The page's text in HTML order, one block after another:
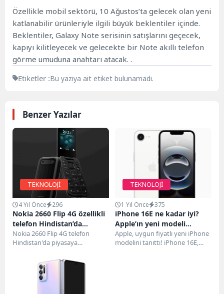
Özellikle mobil sektörü, 10 Ağustos’ta gelecek olan yeni
katlanabilir ürünleriyle ilgili büyük beklentiler içinde.
Beklentiler, Galaxy Note serisinin satışlarını geçecek,
kapıyı kilitleyecek ve gelecekte bir Note akıllı telefon
görme umuduna anahtarı atacak. .
Etiketler :Bu yazıya ait etiket bulunamadı.
Benzer Yazılar
TEKNOLOJİ
4 Yıl Önce 296
Nokia 2660 Flip 4G özellikli
telefon Hindistan’da
piyasaya sürüldü
Nokia 2660 Flip 4G telefon
Hindistan'da piyasaya
geçen ay küresel pazarlarda
görücüye çıktı. Bu...
TEKNOLOJİ
1 Yıl Önce 375
iPhone 16E ne kadar iyi?
Apple’ın yeni modeli
fiyatına değer mi?
Apple, uygun fiyatlı yeni iPhone
modelini tanıttı! iPhone 16E,